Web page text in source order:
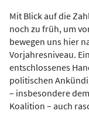
Mit Blick auf die
noch zu früh, um
bewegen uns hier
Vorjahresniveau.
entschlossenes
politischen
– insbesondere
Koalition – auch